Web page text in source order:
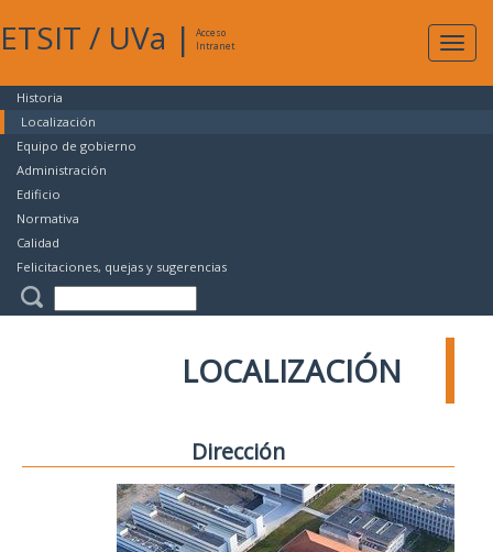
ETSIT / UVa |
Acceso
Intranet
Historia
Localización
Equipo de gobierno
Administración
Edificio
Normativa
Calidad
Felicitaciones, quejas y sugerencias
LOCALIZACIÓN
Dirección